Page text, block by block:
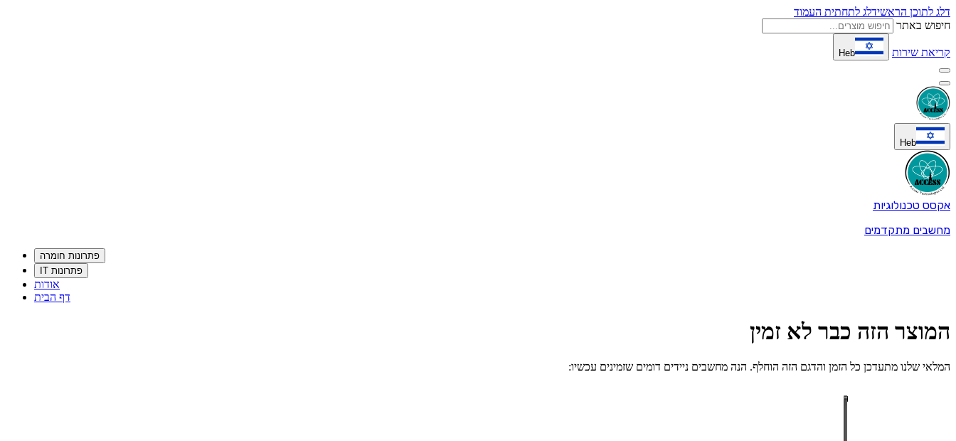
דלג לתוכן הראשידלג לתחתית העמוד
חיפוש באתר
קריאת שירות Heb
Heb
אקסס טכנולוגיות
מחשבים מתקדמים
פתרונות חומרה
פתרונות IT
אודות
דף הבית
המוצר הזה כבר לא זמין
המלאי שלנו מתעדכן כל הזמן והדגם הזה הוחלף. הנה מחשבים ניידים דומים שזמינים עכשיו: